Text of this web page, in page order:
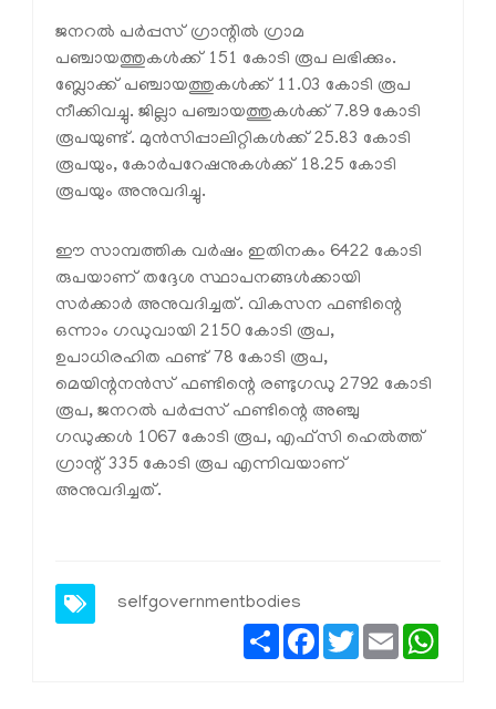
ജനറൽ പർപ്പസ്‌ ഗ്രാന്റിൽ ഗ്രാമ
പഞ്ചായത്തുകൾക്ക്‌ 151 കോടി രൂപ ലഭിക്കും.
ബ്ലോക്ക്‌ പഞ്ചായത്തുകൾക്ക്‌ 11.03 കോടി രൂപ
നീക്കിവച്ചു. ജില്ലാ പഞ്ചായത്തുകൾക്ക്‌ 7.89 കോടി
രൂപയുണ്ട്‌. മുൻസിപ്പാലിറ്റികൾക്ക്‌ 25.83 കോടി
രൂപയും, കോർപറേഷനുകൾക്ക്‌ 18.25 കോടി
രൂപയും അനുവദിച്ചു.
ഈ സാമ്പത്തിക വർഷം ഇതിനകം 6422 കോടി
രുപയാണ്‌ തദ്ദേശ സ്ഥാപനങ്ങൾക്കായി
സർക്കാർ അനുവദിച്ചത്‌. വികസന ഫണ്ടിന്റെ
ഒന്നാം ഗഡുവായി 2150 കോടി രൂപ,
ഉപാധിരഹിത ഫണ്ട്‌ 78 കോടി രൂപ,
മെയിന്റനൻസ്‌ ഫണ്ടിന്റെ രണ്ടുഗഡു 2792 കോടി
രൂപ, ജനറൽ പർപ്പസ്‌ ഫണ്ടിന്റെ അഞ്ചു
ഗഡുക്കൾ 1067 കോടി രൂപ, എഫ്‌സി ഹെൽത്ത്‌
ഗ്രാന്റ്‌ 335 കോടി രൂപ എന്നിവയാണ്‌
അനുവദിച്ചത്‌.
selfgovernmentbodies
ShareFacebook
TwitterEmail